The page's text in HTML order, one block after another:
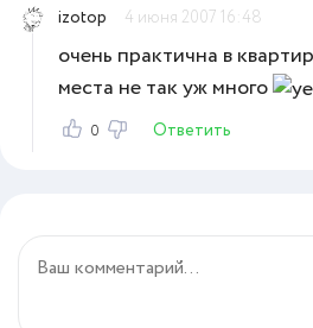
izotop
4 июня 2007 16:48
очень практична в
места не так уж много
0 Ответить